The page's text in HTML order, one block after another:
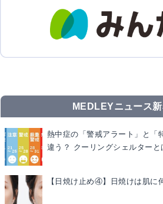
MEDLEYニュース
熱中症の「警戒アラート」と「
違う？ クーリングシェルターと
【日焼け止め④】日焼けは肌に